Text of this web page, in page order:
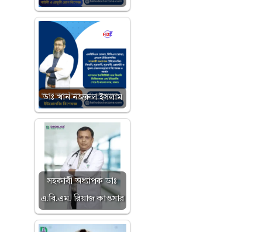
ডাঃ খান নজরুল ইসলাম
সহকারী অধ্যাপক ডাঃ
এ.বি.এম. রিয়াজ কাওসার